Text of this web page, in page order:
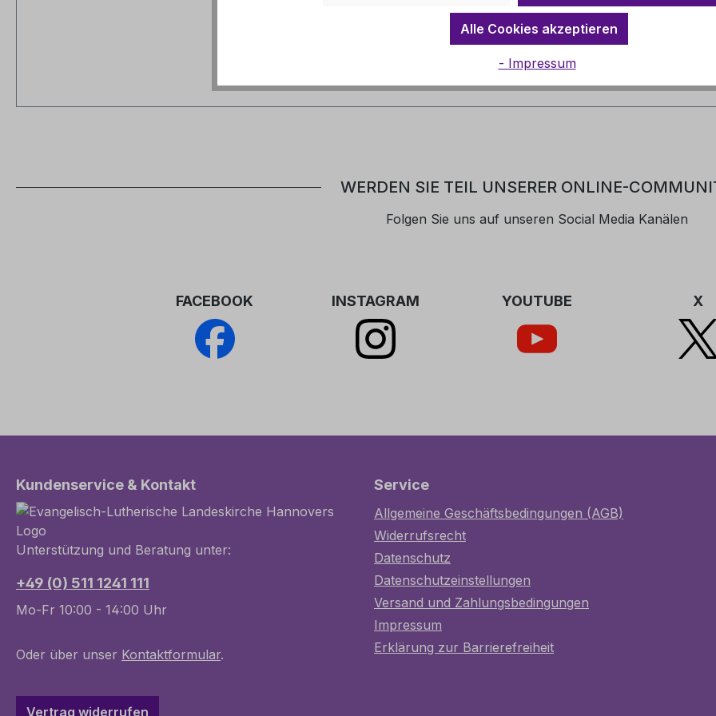
WERDEN SIE TEIL UNSERER ONLINE-
Folgen Sie uns auf unseren Social Media Kanälen
FACEBOOK INSTAGRAM YOUTUBE X
Kundenservice & Kontakt
Unterstützung und Beratung unter:
+49 (0) 511 1241 111
Mo-Fr 10:00 - 14:00 Uhr
Oder über unser Kontaktformular.
Vertrag widerrufen
Service
Allgemeine Geschäftsbedingungen (AGB)
Widerrufsrecht
Datenschutz
Datenschutzeinstellungen
Versand und Zahlungsbedingungen
Impressum
Erklärung zur Barrierefreiheit
Alle Cookies akzeptieren
- Impressum